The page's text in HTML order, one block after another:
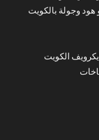
وجولة بالكويت
الكويت